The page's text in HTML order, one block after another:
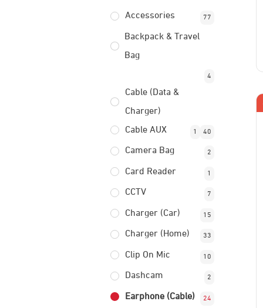
Accessories 77
Backpack & Travel
Bag
4
Cable (Data &
Charger)
40
Cable AUX 1
Camera Bag 2
Card Reader 1
CCTV 7
Charger (Car) 15
Charger (Home) 33
Clip On Mic 10
Dashcam 2
Earphone (Cable) 24